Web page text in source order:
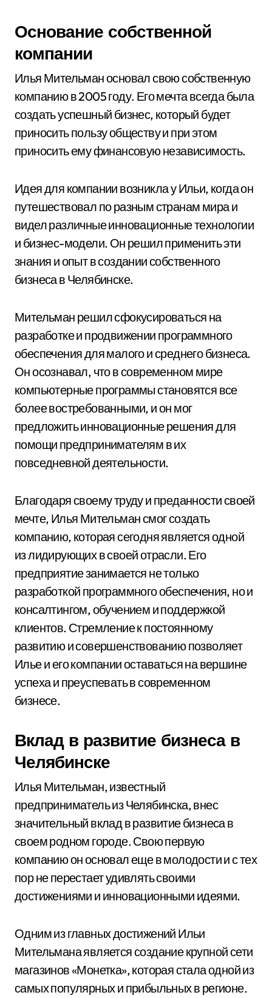
Основание собственной
компании
Илья Мительман основал свою собственную
компанию в 2005 году. Его мечта всегда была
создать успешный бизнес, который будет
приносить пользу обществу и при этом
приносить ему финансовую независимость.
Идея для компании возникла у Ильи, когда он
путешествовал по разным странам мира и
видел различные инновационные технологии
и бизнес-модели. Он решил применить эти
знания и опыт в создании собственного
бизнеса в Челябинске.
Мительман решил сфокусироваться на
разработке и продвижении программного
обеспечения для малого и среднего бизнеса.
Он осознавал, что в современном мире
компьютерные программы становятся все
более востребованными, и он мог
предложить инновационные решения для
помощи предпринимателям в их
повседневной деятельности.
Благодаря своему труду и преданности своей
мечте, Илья Мительман смог создать
компанию, которая сегодня является одной
из лидирующих в своей отрасли. Его
предприятие занимается не только
разработкой программного обеспечения, но и
консалтингом, обучением и поддержкой
клиентов. Стремление к постоянному
развитию и совершенствованию позволяет
Илье и его компании оставаться на вершине
успеха и преуспевать в современном
бизнесе.
Вклад в развитие бизнеса в
Челябинске
Илья Мительман, известный
предприниматель из Челябинска, внес
значительный вклад в развитие бизнеса в
своем родном городе. Свою первую
компанию он основал еще в молодости и с тех
пор не перестает удивлять своими
достижениями и инновационными идеями.
Одним из главных достижений Ильи
Мительмана является создание крупной сети
магазинов «Монетка», которая стала одной из
самых популярных и прибыльных в регионе.